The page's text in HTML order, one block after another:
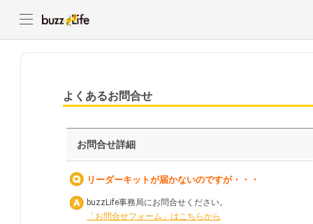
よくあるお問合せ
お問合せ詳細
リーダーキットが届かないのですが・・・
buzzLife事務局にお問合せください。
「お問合せフォーム」はこちらから